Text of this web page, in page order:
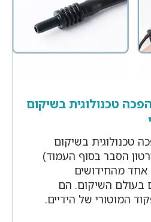
טכנולוגית בשיקום
טכנולוגית בשיקום
הסבר בסוף העמוד)
אחד מהחידושים
בעולם השיקום. הם
המוטורי של הידיים.